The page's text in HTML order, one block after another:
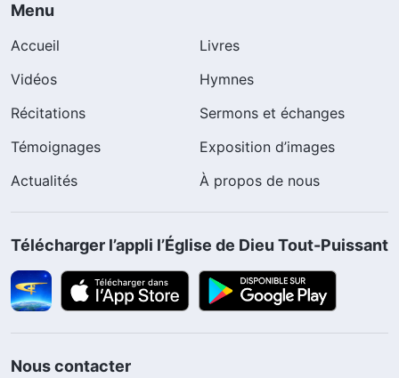
Menu
Accueil
Livres
Vidéos
Hymnes
Récitations
Sermons et échanges
Témoignages
Exposition d’images
Actualités
À propos de nous
Télécharger l’appli l’Église de Dieu Tout-Puissant
Nous contacter